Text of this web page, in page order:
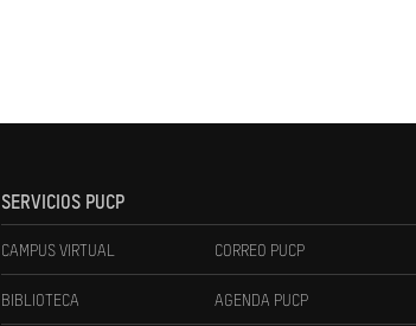
SERVICIOS PUCP
CAMPUS VIRTUAL CORREO PUCP
BIBLIOTECA AGENDA PUCP